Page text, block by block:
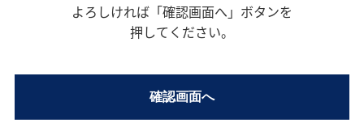
よろしければ「確認画面へ」ボタンを
押してください。